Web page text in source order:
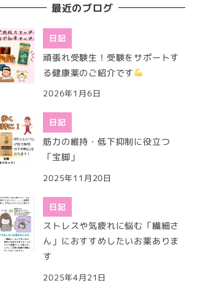
最近のブログ
日記
頑張れ受験生！受験をサポートす
る健康薬のご紹介です
2026年1月6日
日記
筋力の維持・低下抑制に役立つ
「宝脚」
2025年11月20日
日記
ストレスや気疲れに悩む「繊細さ
ん」におすすめしたいお薬ありま
す
2025年4月21日